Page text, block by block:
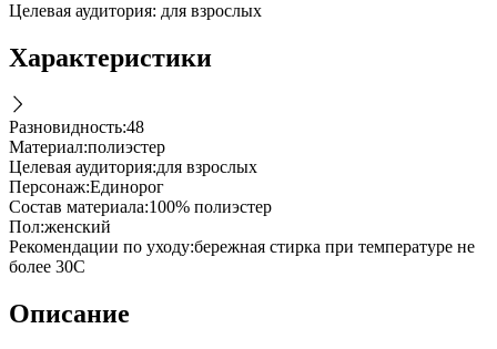
Целевая аудитория: для взрослых
Характеристики
Разновидность:48
Материал:полиэстер
Целевая аудитория:для взрослых
Персонаж:Единорог
Состав материала:100% полиэстер
Пол:женский
Рекомендации по уходу:бережная стирка при температуре не
более 30С
Описание